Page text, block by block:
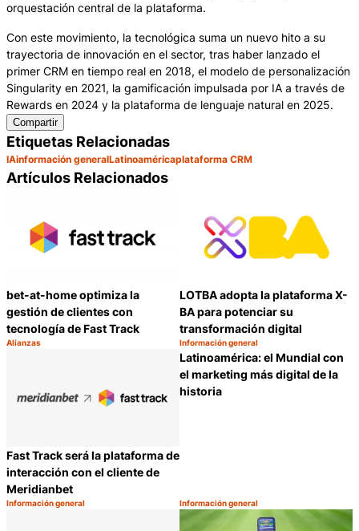
orquestación central de la plataforma.
Con este movimiento, la tecnológica suma un nuevo hito a su
trayectoria de innovación en el sector, tras haber lanzado el
primer CRM en tiempo real en 2018, el modelo de personalización
Singularity en 2021, la gamificación impulsada por IA a través de
Rewards en 2024 y la plataforma de lenguaje natural en 2025.
Compartir
Etiquetas Relacionadas
IAinformación generalLatinoaméricaplataforma CRM
Artículos Relacionados
bet-at-home optimiza la
gestión de clientes con
tecnología de Fast Track
Categoría:
Alianzas
Compartir
LOTBA adopta la plataforma X-
BA para potenciar su
transformación digital
Categoría:
Información general
Fast Track será la plataforma de
interacción con el cliente de
Meridianbet
Categoría:
Información general
Compartir
Latinoamérica: el Mundial con
el marketing más digital de la
historia
Categoría:
Información general